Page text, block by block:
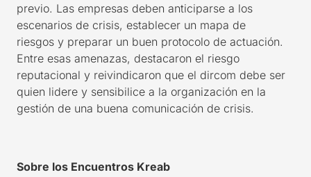
previo. Las empresas deben anticiparse a los
escenarios de crisis, establecer un mapa de
riesgos y preparar un buen protocolo de actuación.
Entre esas amenazas, destacaron el riesgo
reputacional y reivindicaron que el dircom debe ser
quien lidere y sensibilice a la organización en la
gestión de una buena comunicación de crisis.
Sobre los Encuentros Kreab